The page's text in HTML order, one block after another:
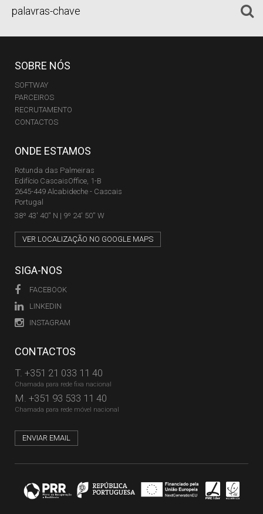
SOBRE NÓS
SOFTWAY
PARCEIROS
RECRUTAMENTO
CONTACTOS
ONDE ESTAMOS
Rotunda das Palmeiras
Edifício CascaisOffice, 1-B
2645-449 Alcabideche - Cascais
Portugal
38º 43' 40'' N | 9º 24' 50'' W
VER LOCALIZAÇÃO NO GOOGLE MAPS
SIGA-NOS
FACEBOOK
LINKEDIN
INSTAGRAM
CONTACTOS
T. +351 21 033 11 40
Chamada para rede fixa nacional
M. +351 93 533 11 40
Chamada para rede móvel nacional
ENVIAR EMAIL